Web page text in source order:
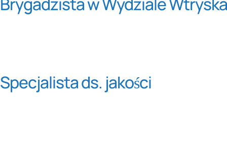
Specjalista ds. jakości